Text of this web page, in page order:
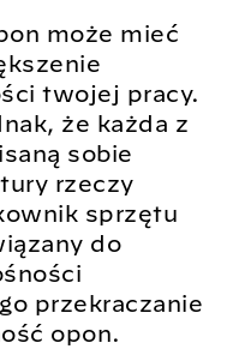
może mieć
twojej pracy.
że każda z
sobie
rzeczy
sprzętu
do
przekraczanie
opon.